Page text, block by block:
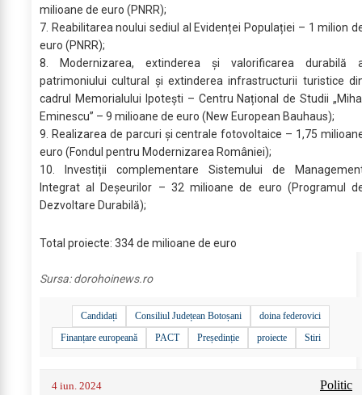
milioane de euro (PNRR);
7. Reabilitarea noului sediul al Evidenței Populației – 1 milion
euro (PNRR);
8. Modernizarea, extinderea și valorificarea durabilă
patrimoniului cultural și extinderea infrastructurii turistice
cadrul Memorialului Ipotești – Centru Național de Studii
Eminescu” – 9 milioane de euro (New European Bauhaus);
9. Realizarea de parcuri și centrale fotovoltaice – 1,75
euro (Fondul pentru Modernizarea României);
10. Investiții complementare Sistemului de
Integrat al Deșeurilor – 32 milioane de euro (Programul
Dezvoltare Durabilă);
Total proiecte: 334 de milioane de euro
Sursa:dorohoinews.ro
Candidați Consiliul Județean Botoșani
doina federovici
Finanțare europeană
PACT Președinție proiecte Stiri
4 iun. 2024 Politic